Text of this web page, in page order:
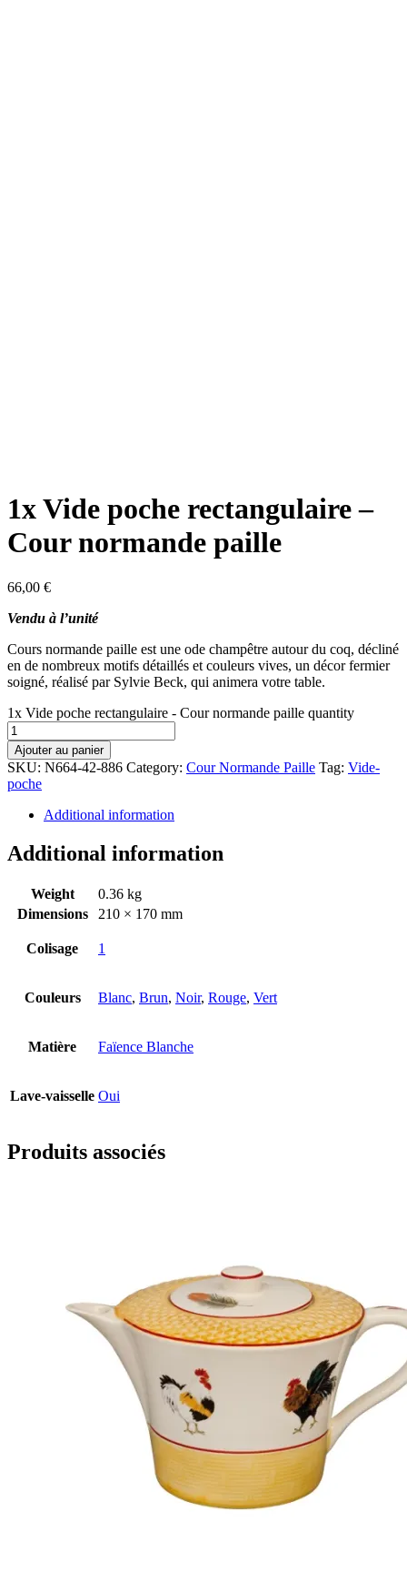
1x Vide poche rectangulaire –
Cour normande paille
66,00 €
Vendu à l’unité
Cours normande paille est une ode champêtre autour du coq, décliné
en de nombreux motifs détaillés et couleurs vives, un décor fermier
soigné, réalisé par Sylvie Beck, qui animera votre table.
1x Vide poche rectangulaire - Cour normande paille quantity
Ajouter au panier
SKU: N664-42-886 Category: Cour Normande Paille Tag: Vide-
poche
Additional information
Additional information
Weight
0.36 kg
Dimensions
210 × 170 mm
Colisage 1
Couleurs Blanc, Brun, Noir, Rouge, Vert
Matière Faïence Blanche
Lave-vaisselle Oui
Produits associés